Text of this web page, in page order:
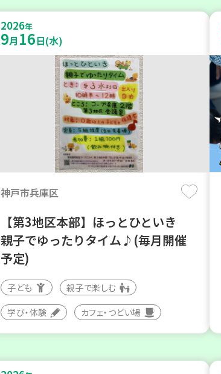
2026年
9月 16日(水)
神戸市兵庫区
【第3地区本部】ほっとひといき
親子でゆったりタイム♪(毎月開催
予定)
子ども 親子で楽しむ
学び・体験 カフェ・つどい場